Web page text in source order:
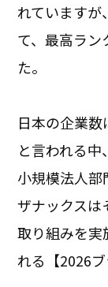
れています
て、最高ラン
た。
日本の企業
と言われる
小規模法人部
ザナックスは
取り組みを実
れる【2026